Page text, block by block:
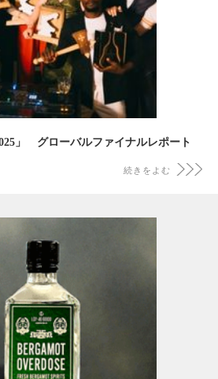
」 グローバルファイナルレポート
続きをよむ